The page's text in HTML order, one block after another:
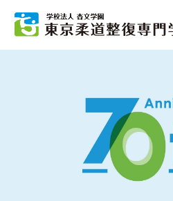
TOKYO JUSEN
OPEN
CAMPUS
学校のこと・職業のこと、